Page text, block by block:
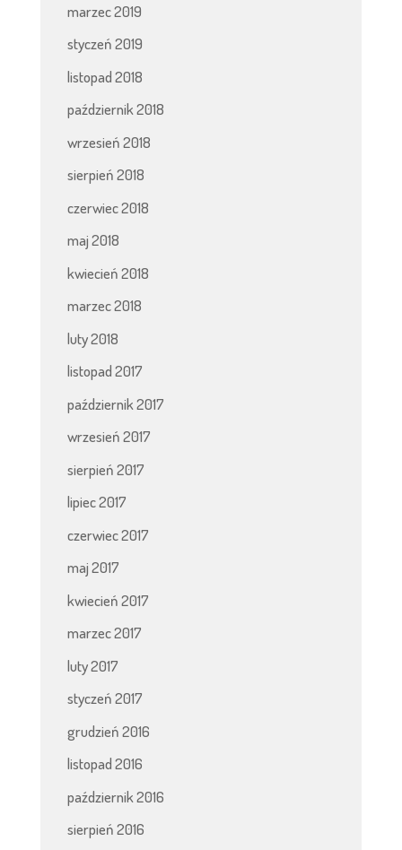
marzec 2019
styczeń 2019
listopad 2018
październik 2018
wrzesień 2018
sierpień 2018
czerwiec 2018
maj 2018
kwiecień 2018
marzec 2018
luty 2018
listopad 2017
październik 2017
wrzesień 2017
sierpień 2017
lipiec 2017
czerwiec 2017
maj 2017
kwiecień 2017
marzec 2017
luty 2017
styczeń 2017
grudzień 2016
listopad 2016
październik 2016
sierpień 2016